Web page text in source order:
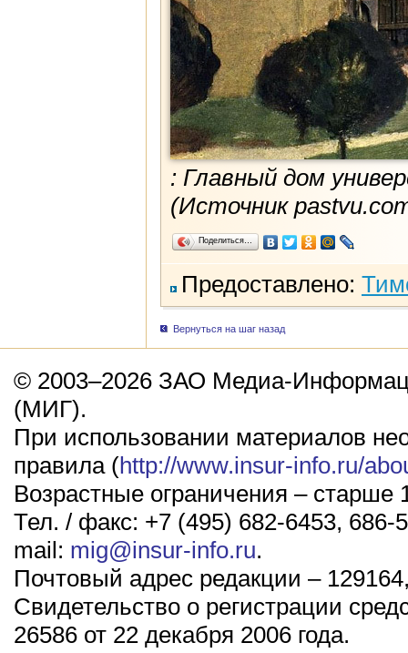
: Главный дом
(Источник
Поделиться…
Предоставлено:
Вернуться на шаг назад
© 2003–2026 ЗАО Медиа-
(МИГ).
При использовании материалов
правила (http://www.insur-info.ru/
Возрастные ограничения – старше
Тел. / факс: +7 (495) 682-6453, 686-
mail: mig@insur-info.ru.
Почтовый адрес редакции –
Свидетельство о регистрации
26586 от 22 декабря 2006 года.